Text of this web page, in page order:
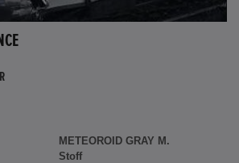
METEOROID GRAY M.
Stoff